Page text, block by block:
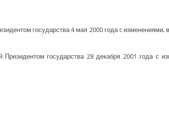
государства 4 мая 2000 года c изменениями,
государства 28 декабря 2001 года с